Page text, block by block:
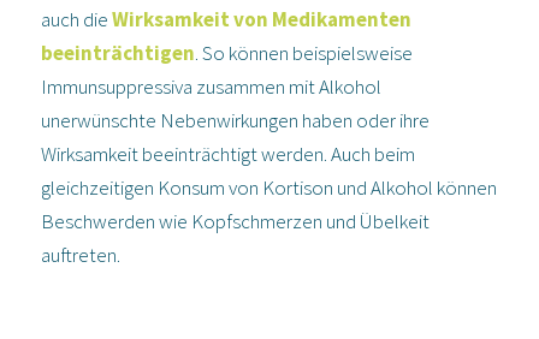
auch dieWirksamkeit von Medikamenten
beeinträchtigen. So können beispielsweise
Immunsuppressiva zusammen mit Alkohol
unerwünschte Nebenwirkungen haben oder ihre
Wirksamkeit beeinträchtigt werden. Auch beim
gleichzeitigen Konsum von Kortison und Alkohol können
Beschwerden wie Kopfschmerzen und Übelkeit
auftreten.